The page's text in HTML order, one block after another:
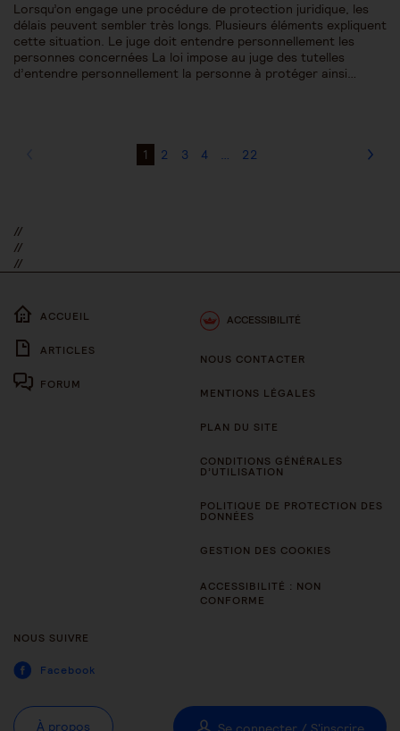
Lorsqu’on engage une procédure de protection juridique, les
délais peuvent sembler très longs. Plusieurs éléments expliquent
cette situation. Le juge doit entendre personnellement les
personnes concernées La loi impose au juge des tutelles
d’entendre personnellement la personne à protéger ainsi…
1 2 3 4 … 22
//
//
//
ACCUEIL
ARTICLES
FORUM
ACCESSIBILITÉ
NOUS CONTACTER
MENTIONS LÉGALES
PLAN DU SITE
CONDITIONS GÉNÉRALES
D’UTILISATION
POLITIQUE DE PROTECTION DES
DONNÉES
GESTION DES COOKIES
ACCESSIBILITÉ : NON
CONFORME
NOUS SUIVRE
Facebook
À propos